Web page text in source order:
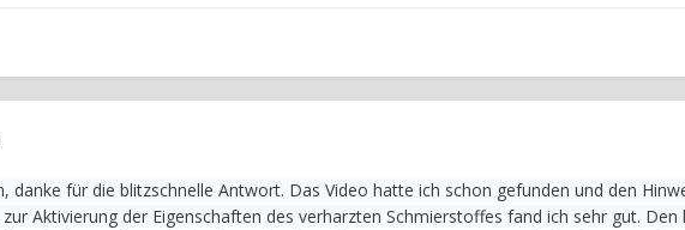
danke für die blitzschnelle Antwort. Das Video hatte ich schon gefunden und den
Aktivierung der Eigenschaften des verharzten Schmierstoffes fand ich sehr gut. Den